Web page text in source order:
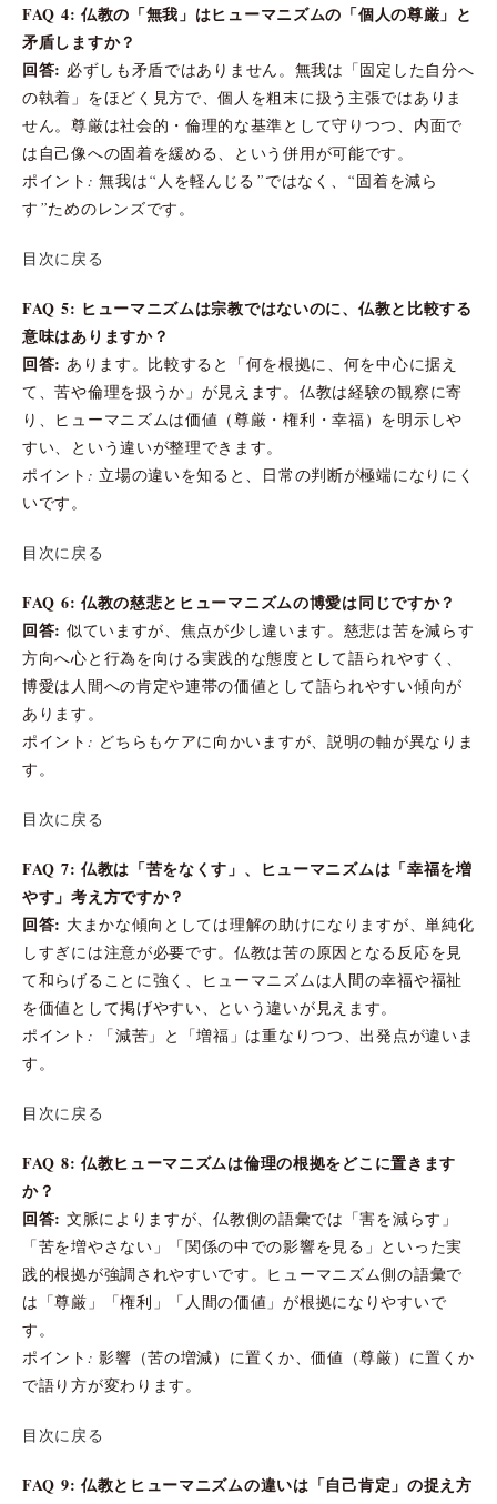
FAQ 4: 仏教の「無我」はヒューマニズムの「個人の尊厳」と
矛盾しますか？
回答: 必ずしも矛盾ではありません。無我は「固定した自分へ
の執着」をほどく見方で、個人を粗末に扱う主張ではありま
せん。尊厳は社会的・倫理的な基準として守りつつ、内面で
は自己像への固着を緩める、という併用が可能です。
ポイント: 無我は“人を軽んじる”ではなく、“固着を減ら
す”ためのレンズです。
目次に戻る
FAQ 5: ヒューマニズムは宗教ではないのに、仏教と比較する
意味はありますか？
回答: あります。比較すると「何を根拠に、何を中心に据え
て、苦や倫理を扱うか」が見えます。仏教は経験の観察に寄
り、ヒューマニズムは価値（尊厳・権利・幸福）を明示しや
すい、という違いが整理できます。
ポイント: 立場の違いを知ると、日常の判断が極端になりにく
いです。
目次に戻る
FAQ 6: 仏教の慈悲とヒューマニズムの博愛は同じですか？
回答: 似ていますが、焦点が少し違います。慈悲は苦を減らす
方向へ心と行為を向ける実践的な態度として語られやすく、
博愛は人間への肯定や連帯の価値として語られやすい傾向が
あります。
ポイント: どちらもケアに向かいますが、説明の軸が異なりま
す。
目次に戻る
FAQ 7: 仏教は「苦をなくす」、ヒューマニズムは「幸福を増
やす」考え方ですか？
回答: 大まかな傾向としては理解の助けになりますが、単純化
しすぎには注意が必要です。仏教は苦の原因となる反応を見
て和らげることに強く、ヒューマニズムは人間の幸福や福祉
を価値として掲げやすい、という違いが見えます。
ポイント: 「減苦」と「増福」は重なりつつ、出発点が違いま
す。
目次に戻る
FAQ 8: 仏教ヒューマニズムは倫理の根拠をどこに置きます
か？
回答: 文脈によりますが、仏教側の語彙では「害を減らす」
「苦を増やさない」「関係の中での影響を見る」といった実
践的根拠が強調されやすいです。ヒューマニズム側の語彙で
は「尊厳」「権利」「人間の価値」が根拠になりやすいで
す。
ポイント: 影響（苦の増減）に置くか、価値（尊厳）に置くか
で語り方が変わります。
目次に戻る
FAQ 9: 仏教とヒューマニズムの違いは「自己肯定」の捉え方